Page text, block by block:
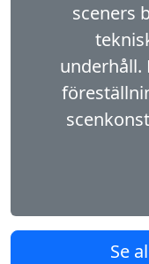
sceners
underhåll.
Se